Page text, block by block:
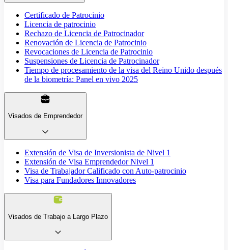
Certificado de Patrocinio
Licencia de patrocinio
Rechazo de Licencia de Patrocinador
Renovación de Licencia de Patrocinio
Revocaciones de Licencia de Patrocinio
Suspensiones de Licencia de Patrocinador
Tiempo de procesamiento de la visa del Reino Unido después
de la biometría: Panel en vivo 2025
Visados de Emprendedor
Extensión de Visa de Inversionista de Nivel 1
Extensión de Visa Emprendedor Nivel 1
Visa de Trabajador Calificado con Auto-patrocinio
Visa para Fundadores Innovadores
Visados de Trabajo a Largo Plazo